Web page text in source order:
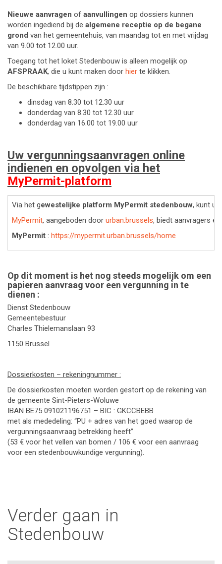
Nieuwe aanvragen of aanvullingen op dossiers kunnen
worden ingediend bij de algemene receptie op de begane
grond van het gemeentehuis, van maandag tot en met vrijdag
van 9.00 tot 12.00 uur.
Toegang tot het loket Stedenbouw is alleen mogelijk op
AFSPRAAK, die u kunt maken door hier te klikken.
De beschikbare tijdstippen zijn :
dinsdag van 8.30 tot 12.30 uur
donderdag van 8.30 tot 12.30 uur
donderdag van 16.00 tot 19.00 uur
Uw vergunningsaanvragen online
indienen en opvolgen via het
MyPermit-platform
Via het gewestelijke platform MyPermit stedenbouw, kunt u
MyPermit, aangeboden door urban.brussels, biedt aanvragers
MyPermit : https://mypermit.urban.brussels/home
Op dit moment is het nog steeds mogelijk om een
papieren aanvraag voor een vergunning in te
dienen :
Dienst Stedenbouw
Gemeentebestuur
Charles Thielemanslaan 93
1150 Brussel
Dossierkosten – rekeningnummer :
De dossierkosten moeten worden gestort op de rekening van
de gemeente Sint-Pieters-Woluwe
IBAN BE75 091021196751 – BIC : GKCCBEBB
met als mededeling: “PU + adres van het goed waarop de
vergunningsaanvraag betrekking heeft”
(53 € voor het vellen van bomen / 106 € voor een aanvraag
voor een stedenbouwkundige vergunning).
Verder gaan in
Stedenbouw